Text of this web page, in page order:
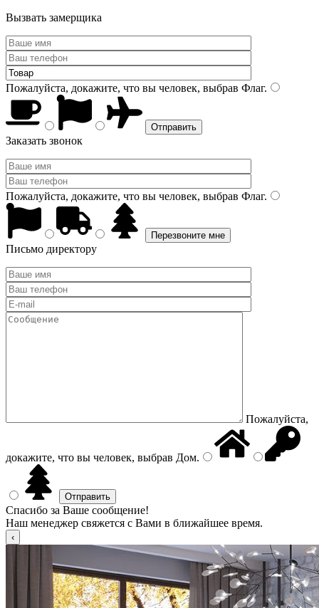
Вызвать замерщика
Пожалуйста, докажите, что вы человек, выбрав Флаг.
Заказать звонок
Пожалуйста, докажите, что вы человек, выбрав Флаг.
Письмо директору
Пожалуйста,
докажите, что вы человек, выбрав Дом.
Спасибо за Ваше сообщение!
Наш менеджер свяжется с Вами в ближайшее время.